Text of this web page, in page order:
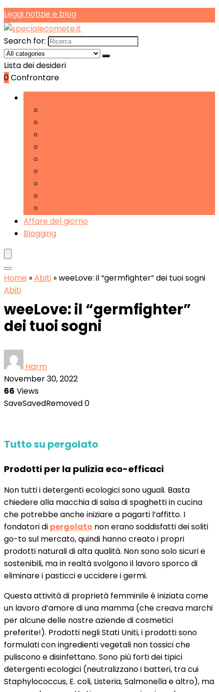
Leggi notizie e blog
Search for:
Lista dei desideri
0Confrontare
Affare del giorno
Blogging
Home »Abiti »weeLove: il “germfighter” dei tuoi sogni
Abiti
weeLove: il “germfighter”
dei tuoi sogni
Harm
November 30, 2022
66 Views
SaveSavedRemoved0
Tutto su pergolato
Prodotti per la pulizia eco-efficaci
Non tutti i detergenti ecologici sono uguali. Basta
chiedere alla macchia di salsa di spaghetti in cucina
che potrebbe anche iniziare a pagarti l’affitto. I
fondatori di pergolato non erano soddisfatti dei soliti
go-to sul mercato, quindi hanno creato i propri
prodotti naturali di alta qualità. Non sono solo sicuri e
sostenibili, ma in realtà svolgono il lavoro sporco di
eliminare i pasticci e uccidere i germi.
Questa attività di proprietà femminile è iniziata come
un lavoro d’amore di una mamma (che creava marchi
per alcune delle nostre aziende di cosmetici
preferite!). Prodotti negli Stati Uniti, i prodotti sono
formulati con ingredienti vegetali non tossici che
puliscono e disinfettano. Sono più forti dei tipici
detergenti ecologici (neutralizzano i batteri, tra cui
Staphylococcus, E. coli, Listeria, Salmonella e altro), ma